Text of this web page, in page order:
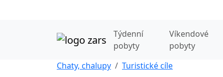
Týdenní
pobyty
Víkendové
pobyty
Chaty, chalupy
Turistické cíle